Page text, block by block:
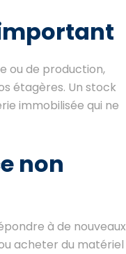
ou de production,
étagères. Un stock
immobilisée qui ne
non
à de nouveaux
acheter du matériel